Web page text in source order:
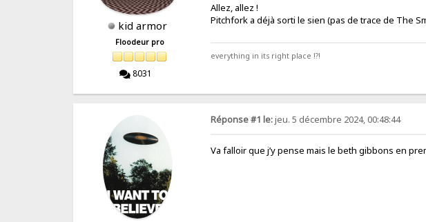
kid armor
Floodeur pro
8031
Allez, allez !
Pitchfork a déjà sorti le sien (pas de trace de The
everything in its right place !?!
Réponse #1 le:jeu. 5 décembre 2024, 00:48:44
Va falloir que j’y pense mais le beth gibbons en